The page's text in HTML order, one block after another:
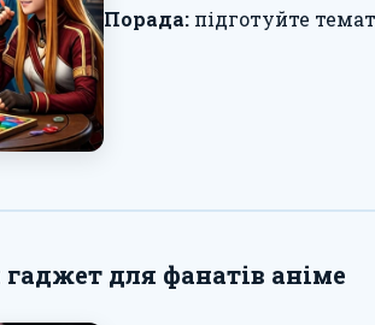
Порада: підготуйте
для фанатів аніме